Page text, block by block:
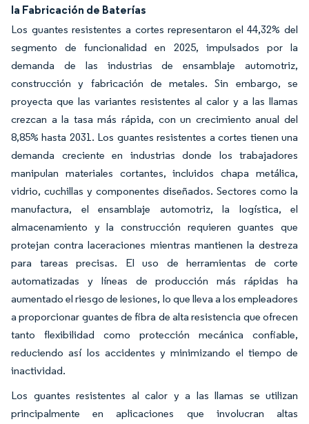
la Fabricación de Baterías
Los guantes resistentes a cortes representaron el 44,32% del
segmento de funcionalidad en 2025, impulsados por la
demanda de las industrias de ensamblaje automotriz,
construcción y fabricación de metales. Sin embargo, se
proyecta que las variantes resistentes al calor y a las llamas
crezcan a la tasa más rápida, con un crecimiento anual del
8,85% hasta 2031. Los guantes resistentes a cortes tienen una
demanda creciente en industrias donde los trabajadores
manipulan materiales cortantes, incluidos chapa metálica,
vidrio, cuchillas y componentes diseñados. Sectores como la
manufactura, el ensamblaje automotriz, la logística, el
almacenamiento y la construcción requieren guantes que
protejan contra laceraciones mientras mantienen la destreza
para tareas precisas. El uso de herramientas de corte
automatizadas y líneas de producción más rápidas ha
aumentado el riesgo de lesiones, lo que lleva a los empleadores
a proporcionar guantes de fibra de alta resistencia que ofrecen
tanto flexibilidad como protección mecánica confiable,
reduciendo así los accidentes y minimizando el tiempo de
inactividad.
Los guantes resistentes al calor y a las llamas se utilizan
principalmente en aplicaciones que involucran altas